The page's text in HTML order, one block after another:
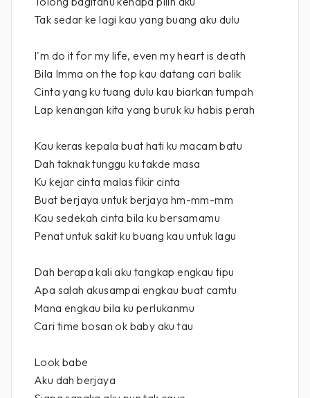
Tak sedar ke lagi kau yang buang aku dulu
I'm do it for my life, even my heart is death
Bila Imma on the top kau datang cari balik
Cinta yang ku tuang dulu kau biarkan tumpah
Lap kenangan kita yang buruk ku habis perah
Kau keras kepala buat hati ku macam batu
Dah taknak tunggu ku takde masa
Ku kejar cinta malas fikir cinta
Buat berjaya untuk berjaya hm-mm-mm
Kau sedekah cinta bila ku bersamamu
Penat untuk sakit ku buang kau untuk lagu
Dah berapa kali aku tangkap engkau tipu
Apa salah akusampai engkau buat camtu
Mana engkau bila ku perlukanmu
Cari time bosan ok baby aku tau
Look babe
Aku dah berjaya